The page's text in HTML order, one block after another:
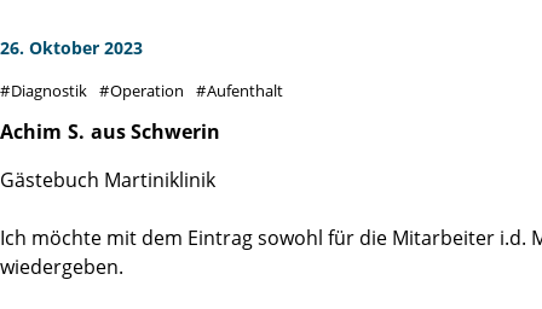
26. Oktober 2023
Diagnostik Operation Aufenthalt
Achim S. aus Schwerin
Gästebuch Martiniklinik
Ich möchte mit dem Eintrag sowohl für die Mitarbeiter i.d.
wiedergeben.